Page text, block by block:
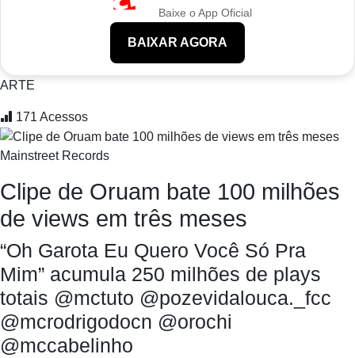
Baixe o App Oficial
BAIXAR AGORA
ARTE
171Acessos
Mainstreet Records
Clipe de Oruam bate 100 milhões
de views em três meses
“Oh Garota Eu Quero Você Só Pra
Mim” acumula 250 milhões de plays
totais @mctuto @pozevidalouca._fcc
@mcrodrigodocn @orochi
@mccabelinho